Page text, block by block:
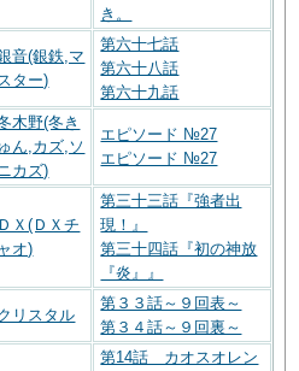
き。
音(銀鉄,マ
スター)
第六十七話
第六十八話
第六十九話
木野(冬き
ゅん,カズ,ソ
ニカズ)
エピソード №27
エピソード №27
ＤＸ(ＤＸチ
ャオ)
第三十三話『強者出
現！』
第三十四話『初の神放
『炎』』
リスタル
第３３話～９回表～
第３４話～９回裏～
第14話 カオスオレン